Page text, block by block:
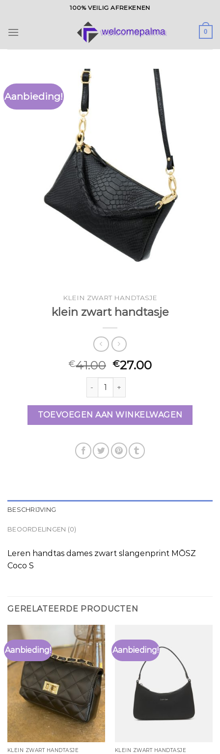
inhoud
100% VEILIG AFREKENEN
0
Aanbieding!
KLEIN ZWART HANDTASJE
klein zwart handtasje
€41.00 €27.00
klein zwart handtasje aantal
TOEVOEGEN AAN WINKELWAGEN
BESCHRIJVING
BEOORDELINGEN (0)
Leren handtas dames zwart slangenprint MŌSZ
Coco S
GERELATEERDE PRODUCTEN
Aanbieding!
KLEIN ZWART HANDTASJE
Aanbieding!
KLEIN ZWART HANDTASJE